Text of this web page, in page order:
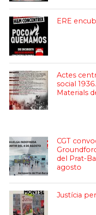
ERE
Actes
social
Materials
CGT
del Prat-
agosto
Justícia